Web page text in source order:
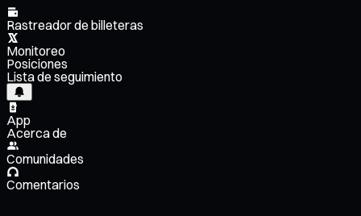
Rastreador de billeteras
Monitoreo
Posiciones
Lista de seguimiento
App
Acerca de
Comunidades
Comentarios